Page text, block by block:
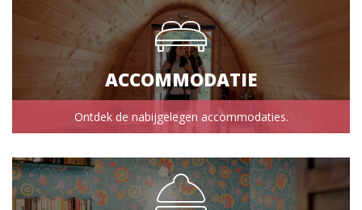
ACCOMMODATIE
Ontdek de nabijgelegen accommodaties.